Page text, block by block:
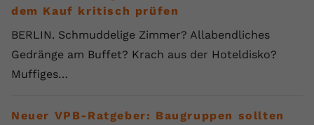
dem Kauf kritisch prüfen
BERLIN. Schmuddelige Zimmer? Allabendliches
Gedränge am Buffet? Krach aus der Hoteldisko?
Muffiges…
Neuer VPB-Ratgeber: Baugruppen sollten